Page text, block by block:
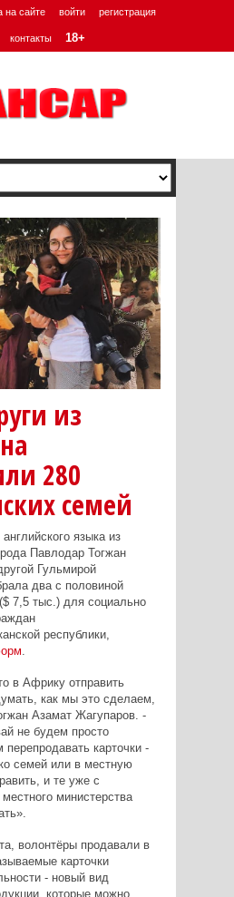
на сайте войти регистрация
контакты 18+
из
280
семей
языка из
Павлодар Тогжан
Гульмирой
два с половиной
7,5 тыс.) для социально
республики,
.
в Африку отправить
как мы это сделаем,
Азамат Жагупаров. -
не будем просто
карточки -
семей или в местную
и те уже с
министерства
волонтёры продавали в
карточки
- новый вид
которые можно